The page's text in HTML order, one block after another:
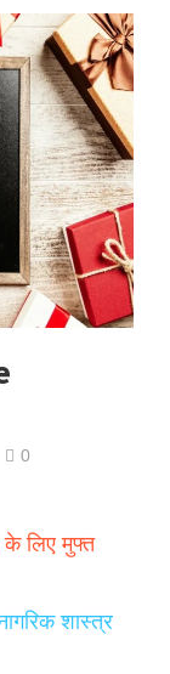
0
के लिए मुफ्त
शास्त्र